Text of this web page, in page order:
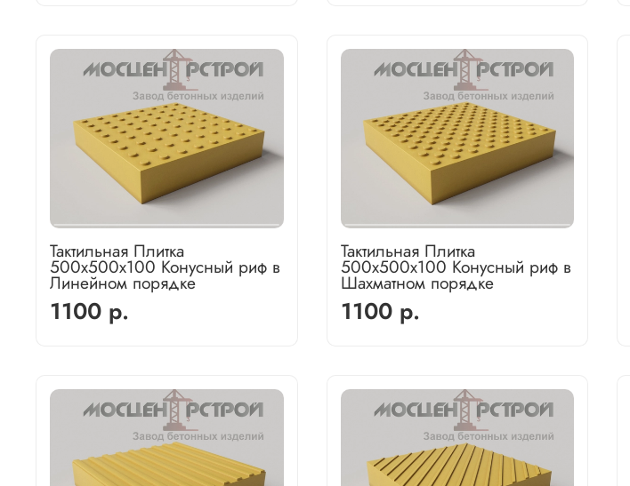
Тактильная Плитка
500х500х100 Конусный риф в
Линейном порядке
1100 р.
Тактильная Плитка
500х500х100 Конусный риф в
Шахматном порядке
1100 р.